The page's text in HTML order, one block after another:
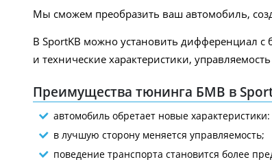
Мы сможем преобразить ваш автомобиль,
В SportKB можно установить дифференциал
и технические характеристики,
Преимущества тюнинга БМВ в
автомобиль обретает новые характеристики:
в лучшую сторону меняется управляемость;
поведение транспорта становится более